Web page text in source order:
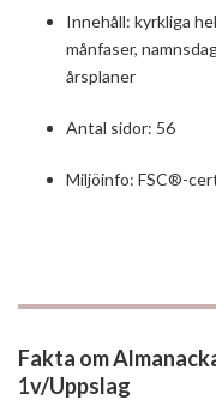
Innehåll: kyrkliga
månfaser,
årsplaner
Antal sidor: 56
Miljöinfo: FSC®-
Fakta om
1v/Uppslag